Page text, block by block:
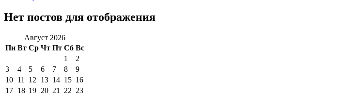
Нет постов для отображения
Август 2026
Пн Вт Ср Чт Пт Сб Вс
1
2
3
4 5 6 7 8
9
10 11 12 13 14 15 16
17 18 19 20 21 22 23